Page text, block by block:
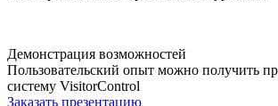
Демонстрация возможностей
Пользовательский опыт можно получить
систему VisitorControl
Заказать презентацию